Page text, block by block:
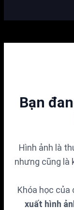
Bạn
Hình ảnh là
nhưng cũng là
Khóa học của
xuất hình